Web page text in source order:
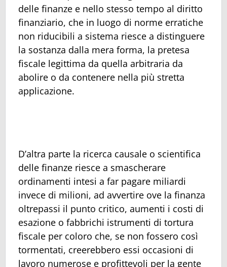
delle finanze e nello stesso tempo al diritto
finanziario, che in luogo di norme erratiche
non riducibili a sistema riesce a distinguere
la sostanza dalla mera forma, la pretesa
fiscale legittima da quella arbitraria da
abolire o da contenere nella più stretta
applicazione.
D’altra parte la ricerca causale o scientifica
delle finanze riesce a smascherare
ordinamenti intesi a far pagare miliardi
invece di milioni, ad avvertire ove la finanza
oltrepassi il punto critico, aumenti i costi di
esazione o fabbrichi istrumenti di tortura
fiscale per coloro che, se non fossero così
tormentati, creerebbero essi occasioni di
lavoro numerose e profittevoli per la gente